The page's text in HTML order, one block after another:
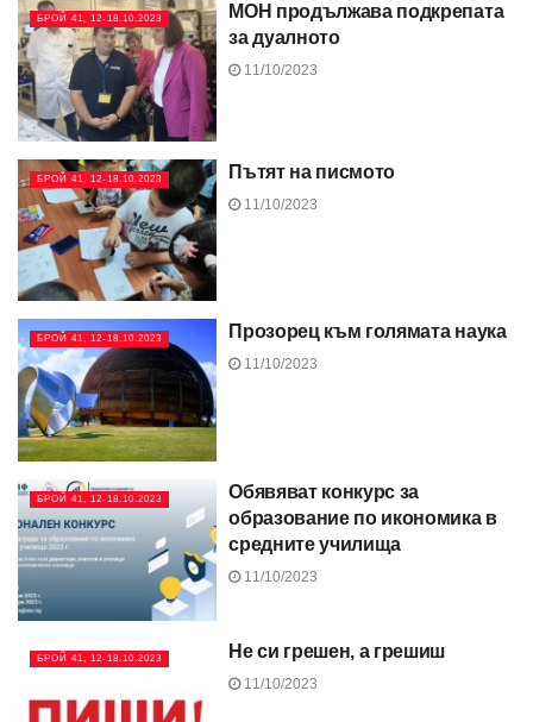
БРОЙ 41, 12-18.10.2023
МОН продължава подкрепата
за дуалното
11/10/2023
БРОЙ 41, 12-18.10.2023 Пътят на писмото
11/10/2023
БРОЙ 41, 12-18.10.2023 Прозорец към голямата наука
11/10/2023
БРОЙ 41, 12-18.10.2023
Обявяват конкурс за
образование по икономика в
средните училища
11/10/2023
БРОЙ 41, 12-18.10.2023 Не си грешен, а грешиш
11/10/2023